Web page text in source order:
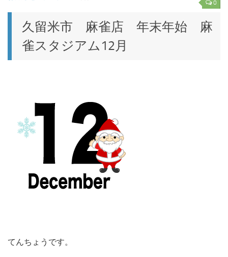
0
久留米市 麻雀店 年末年始 麻
雀スタジアム12月
てんちょうです。